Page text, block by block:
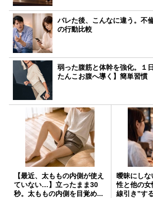
バレた後、こんなに違う。不
の行動比較
弱った腹筋と体幹を強化。１
たんこお腹へ導く】簡単習慣
【最近、太ももの内側が使え
ていない…】立ったまま30
秒。太ももの内側を目覚め...
曖昧にし
性と他の女
線引き”す